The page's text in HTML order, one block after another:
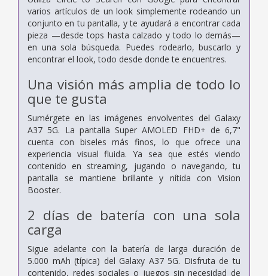
varios artículos de un look simplemente rodeando un
conjunto en tu pantalla, y te ayudará a encontrar cada
pieza —desde tops hasta calzado y todo lo demás—
en una sola búsqueda. Puedes rodearlo, buscarlo y
encontrar el look, todo desde donde te encuentres.
Una visión más amplia de todo lo
que te gusta
Sumérgete en las imágenes envolventes del Galaxy
A37 5G. La pantalla Super AMOLED FHD+ de 6,7"
cuenta con biseles más finos, lo que ofrece una
experiencia visual fluida. Ya sea que estés viendo
contenido en streaming, jugando o navegando, tu
pantalla se mantiene brillante y nítida con Vision
Booster.
2 días de batería con una sola
carga
Sigue adelante con la batería de larga duración de
5.000 mAh (típica) del Galaxy A37 5G. Disfruta de tu
contenido, redes sociales o juegos sin necesidad de